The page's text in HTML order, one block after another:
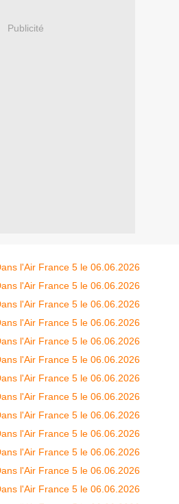
Publicité